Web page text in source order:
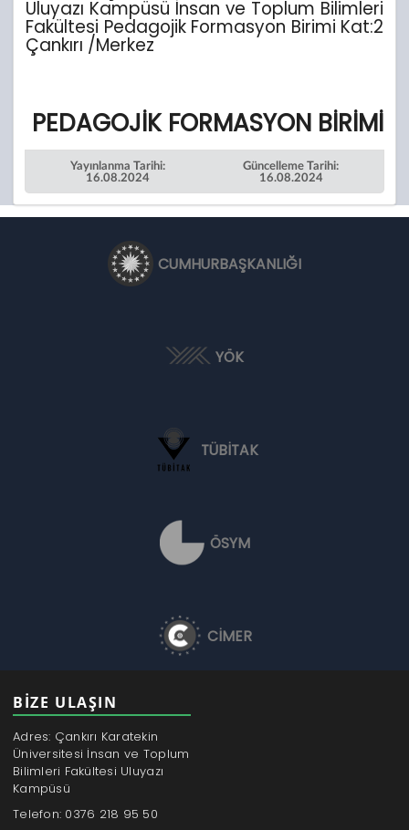
Uluyazı Kampüsü İnsan ve Toplum Bilimleri
Fakültesi Pedagojik Formasyon Birimi Kat:2
Çankırı /Merkez
PEDAGOJİK FORMASYON BİRİMİ
Yayınlanma Tarihi:
16.08.2024
Güncelleme Tarihi:
16.08.2024
CUMHURBAŞKANLIĞI
YÖK
TÜBİTAK
ÖSYM
CİMER
BİZE ULAŞIN
Adres: Çankırı Karatekin
Üniversitesi İnsan ve Toplum
Bilimleri Fakültesi Uluyazı
Kampüsü
Telefon: 0376 218 95 50